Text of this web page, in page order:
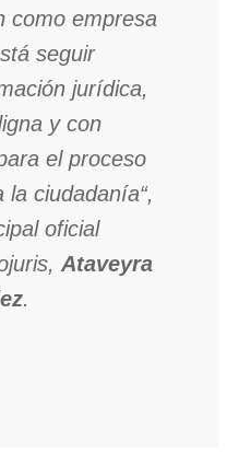
como empresa
seguir
jurídica,
y con
el proceso
la ciudadanía“,
oficial
Ataveyra
.